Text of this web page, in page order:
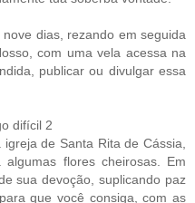
dias, rezando em seguida
com uma vela acessa na
publicar ou divulgar essa
difícil 2
de Santa Rita de Cássia,
flores cheirosas. Em
sua devoção, suplicando paz
que você consiga, com as